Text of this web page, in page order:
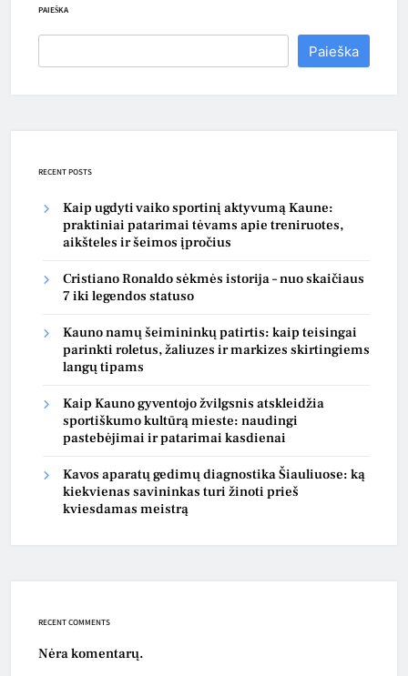
PAIEŠKA
Paieška
RECENT POSTS
Kaip ugdyti vaiko sportinį aktyvumą Kaune:
praktiniai patarimai tėvams apie treniruotes,
aikšteles ir šeimos įpročius
Cristiano Ronaldo sėkmės istorija – nuo skaičiaus
7 iki legendos statuso
Kauno namų šeimininkų patirtis: kaip teisingai
parinkti roletus, žaliuzes ir markizes skirtingiems
langų tipams
Kaip Kauno gyventojo žvilgsnis atskleidžia
sportiškumo kultūrą mieste: naudingi
pastebėjimai ir patarimai kasdienai
Kavos aparatų gedimų diagnostika Šiauliuose: ką
kiekvienas savininkas turi žinoti prieš
kviesdamas meistrą
RECENT COMMENTS
Nėra komentarų.